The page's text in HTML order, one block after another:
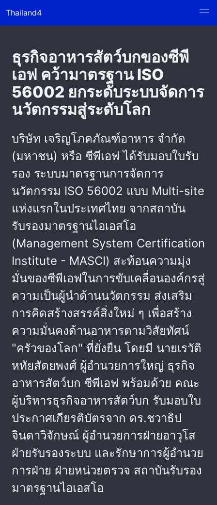
Thailand4
ธุรกิจอาหารสัตว์บกของซีพี
เอฟ คว้ามาตรฐาน ISO
56002 ยกระดับระบบจัดการ
นวัตกรรมสู่ระดับโลก
บริษัท เจริญโภคภัณฑ์อาหาร จำกัด
(มหาชน) หรือ ซีพีเอฟ ได้รับมอบใบรับ
รอง ระบบมาตรฐานการจัดการ
นวัตกรรม ISO 56002 แบบ Multi-site
แห่งแรกในประเทศไทย จากสถาบัน
รับรองมาตรฐานไอเอสโอ
(Management System Certification
Institute - MASCI) สะท้อนความมุ่ง
มั่นของซีพีเอฟในการขับเคลื่อนองค์กรสู่
ความเป็นผู้นำด้านนวัตกรรม ส่งเสริม
การคิดสร้างสรรค์สิ่งใหม่ ๆ เพื่อสร้าง
ความมั่นคงด้านอาหารตามวิสัยทัศน์
"ครัวของโลก" ที่ยั่งยืน โดยมี นายเรวัติ
หทัยสัตยพงศ์ ผู้อำนวยการใหญ่ ธุรกิจ
อาหารสัตว์บก ซีพีเอฟ พร้อมด้วย คณะ
ผู้บริหารธุรกิจอาหารสัตว์บก รับมอบใบ
ประกาศเกียรติบัตรจาก ดร.ชวาธิป
จินดาวิจักษณ์ ผู้อำนวยการฝ่ายอาวุโส
ฝ่ายรับรองระบบ และรักษาการผู้อำนวย
การฝ่าย ฝ่ายหน่วยตรวจ สถาบันรับรอง
มาตรฐานไอเอสโอ